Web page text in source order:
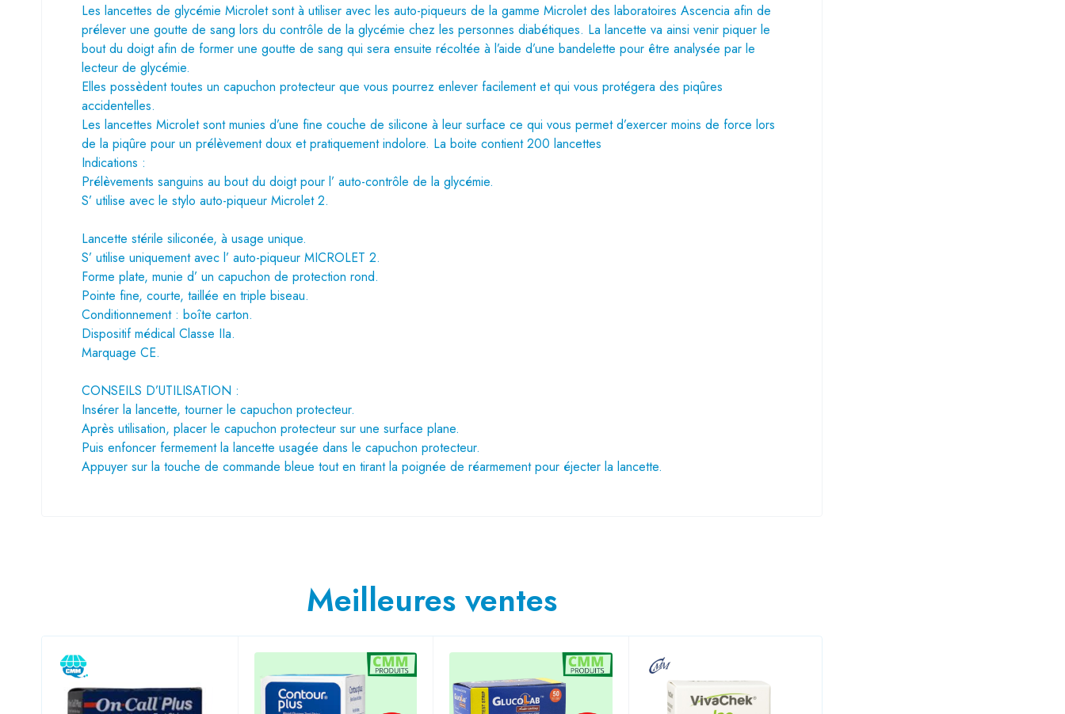
Les lancettes de glycémie Microlet sont à utiliser avec les auto-piqueurs de la gamme Microlet des laboratoires Ascencia afin de
prélever une goutte de sang lors du contrôle de la glycémie chez les personnes diabétiques. La lancette va ainsi venir piquer le
bout du doigt afin de former une goutte de sang qui sera ensuite récoltée à l’aide d’une bandelette pour être analysée par le
lecteur de glycémie.
Elles possèdent toutes un capuchon protecteur que vous pourrez enlever facilement et qui vous protégera des piqûres
accidentelles.
Les lancettes Microlet sont munies d’une fine couche de silicone à leur surface ce qui vous permet d’exercer moins de force lors
de la piqûre pour un prélèvement doux et pratiquement indolore. La boite contient 200 lancettes
Indications :
Prélèvements sanguins au bout du doigt pour l’ auto-contrôle de la glycémie.
S’ utilise avec le stylo auto-piqueur Microlet 2.
Lancette stérile siliconée, à usage unique.
S’ utilise uniquement avec l’ auto-piqueur MICROLET 2.
Forme plate, munie d’ un capuchon de protection rond.
Pointe fine, courte, taillée en triple biseau.
Conditionnement : boîte carton.
Dispositif médical Classe IIa.
Marquage CE.
CONSEILS D’UTILISATION :
Insérer la lancette, tourner le capuchon protecteur.
Après utilisation, placer le capuchon protecteur sur une surface plane.
Puis enfoncer fermement la lancette usagée dans le capuchon protecteur.
Appuyer sur la touche de commande bleue tout en tirant la poignée de réarmement pour éjecter la lancette.
Meilleures ventes